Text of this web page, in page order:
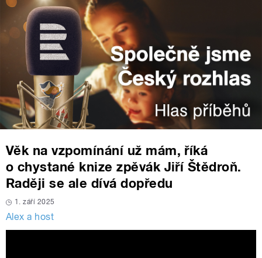
Věk na vzpomínání už mám, říká
o chystané knize zpěvák Jiří Štědroň.
Raději se ale dívá dopředu
1. září 2025
Alex a host